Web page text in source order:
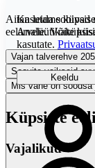
Aitan leida sobivad
eelarvele. Võite
Vajan talverehve
Soovita vaikseid
Mis vahe on
Kasutame
kasutate.
Keeldu
Küpsiste
Vajalikud